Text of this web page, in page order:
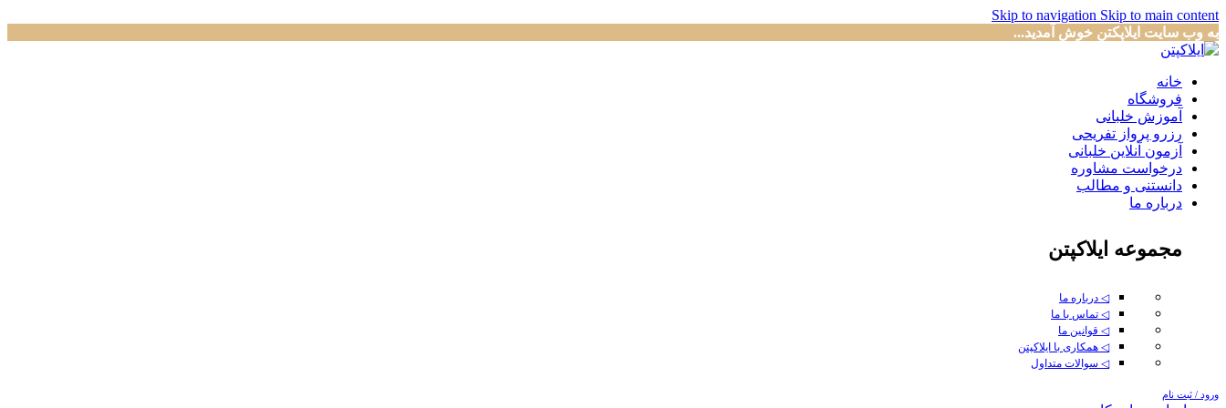
Skip to navigation Skip to main content
به وب سایت ایلاپکتن خوش آمدید...
خانه
فروشگاه
آموزش خلبانی
رزرو پرواز تفریحی
آزمون آنلاین خلبانی
درخواست مشاوره
دانستنی و مطالب
درباره ما
مجموعه ایلاکپتن
◁ درباره ما
◁ تماس با ما
◁ قوانین ما
◁ همکاری با ایلاکپتن
◁ سوالات متداول
ورود / ثبت نام